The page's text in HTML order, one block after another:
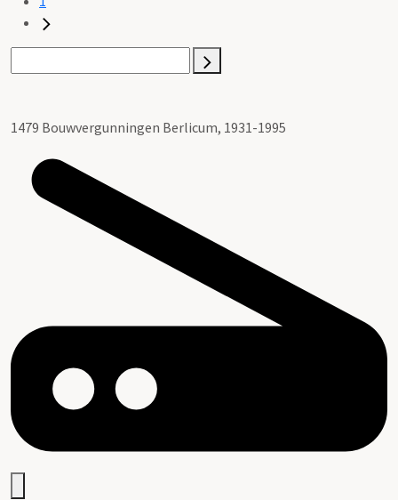
1479 Bouwvergunningen Berlicum, 1931-1995